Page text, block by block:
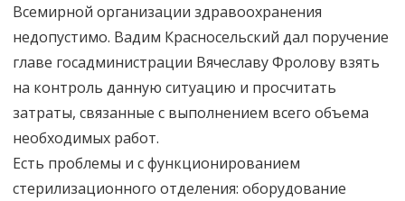
Всемирной организации здравоохранения
недопустимо. Вадим Красносельский дал поручение
главе госадминистрации Вячеславу Фролову взять
на контроль данную ситуацию и просчитать
затраты, связанные с выполнением всего объема
необходимых работ.
Есть проблемы и с функционированием
стерилизационного отделения: оборудование